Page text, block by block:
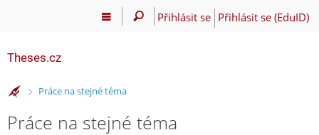
Přihlásit se Přihlásit se (EduID)
Theses.cz
>Práce na stejné téma
Práce na stejné téma